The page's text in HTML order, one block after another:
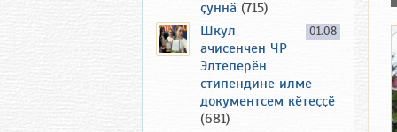
ҫуннӑ (715)
01.08
Шкул
ачисенчен ЧР
Элтеперӗн
стипендине илме
документсем кӗтеҫҫӗ
(681)